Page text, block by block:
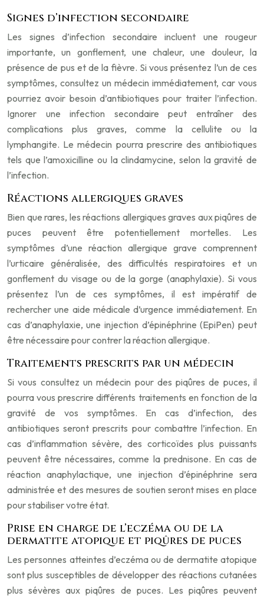
Signes d’infection secondaire
Les signes d’infection secondaire incluent une rougeur
importante, un gonflement, une chaleur, une douleur, la
présence de pus et de la fièvre. Si vous présentez l’un de ces
symptômes, consultez un médecin immédiatement, car vous
pourriez avoir besoin d’antibiotiques pour traiter l’infection.
Ignorer une infection secondaire peut entraîner des
complications plus graves, comme la cellulite ou la
lymphangite. Le médecin pourra prescrire des antibiotiques
tels que l’amoxicilline ou la clindamycine, selon la gravité de
l’infection.
Réactions allergiques graves
Bien que rares, les réactions allergiques graves aux piqûres de
puces peuvent être potentiellement mortelles. Les
symptômes d’une réaction allergique grave comprennent
l’urticaire généralisée, des difficultés respiratoires et un
gonflement du visage ou de la gorge (anaphylaxie). Si vous
présentez l’un de ces symptômes, il est impératif de
rechercher une aide médicale d’urgence immédiatement. En
cas d’anaphylaxie, une injection d’épinéphrine (EpiPen) peut
être nécessaire pour contrer la réaction allergique.
Traitements prescrits par un médecin
Si vous consultez un médecin pour des piqûres de puces, il
pourra vous prescrire différents traitements en fonction de la
gravité de vos symptômes. En cas d’infection, des
antibiotiques seront prescrits pour combattre l’infection. En
cas d’inflammation sévère, des corticoïdes plus puissants
peuvent être nécessaires, comme la prednisone. En cas de
réaction anaphylactique, une injection d’épinéphrine sera
administrée et des mesures de soutien seront mises en place
pour stabiliser votre état.
Prise en charge de l’eczéma ou de la
dermatite atopique et piqûres de puces
Les personnes atteintes d’eczéma ou de dermatite atopique
sont plus susceptibles de développer des réactions cutanées
plus sévères aux piqûres de puces. Les piqûres peuvent